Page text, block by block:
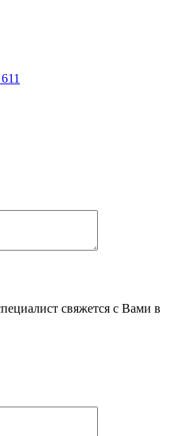
свяжется с Вами в